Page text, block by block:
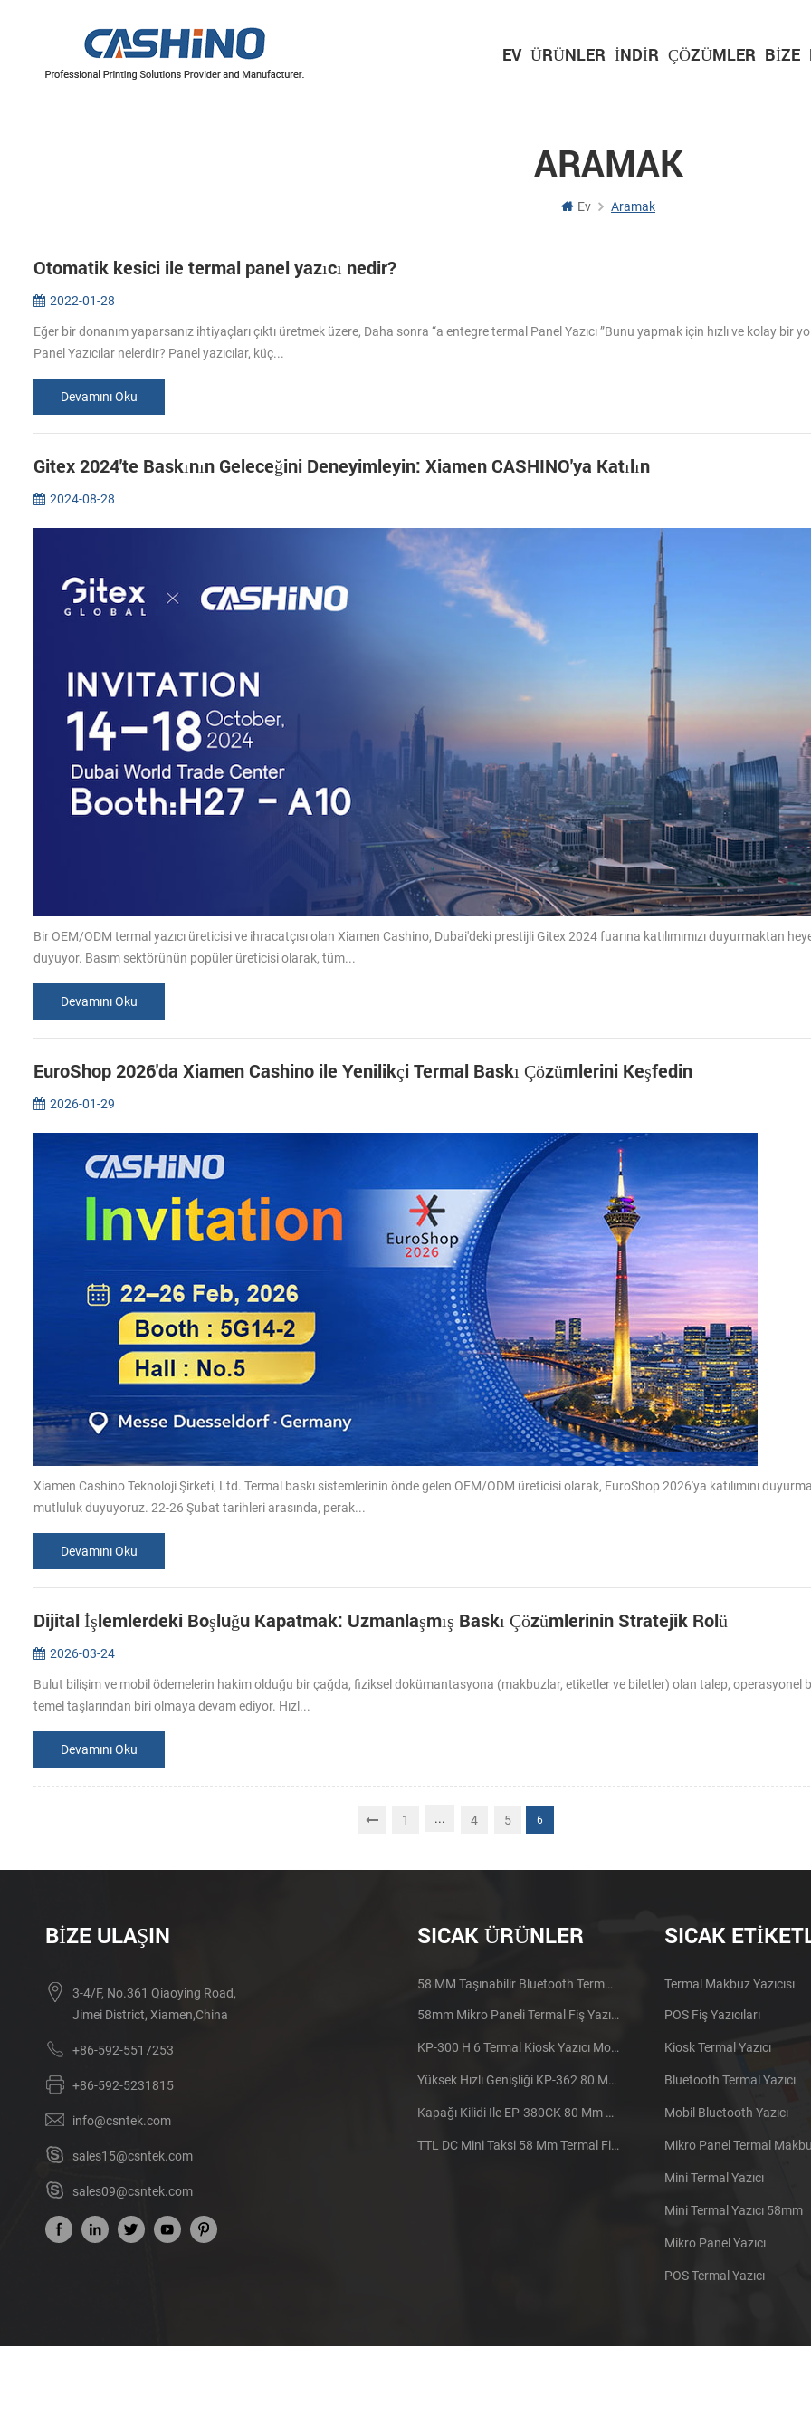
EV ÜRÜNLER İNDIR ÇÖZÜMLER BIZE
ARAMAK
Ev Aramak
Otomatik kesici ile termal panel yazıcı nedir?
2022-01-28
Eğer bir donanım yaparsanız ihtiyaçları çıktı üretmek üzere, Daha sonra “a entegre termal Panel Yazıcı ”Bunu yapmak için hızlı ve kolay bir
Panel Yazıcılar nelerdir? Panel yazıcılar, küç...
Devamını Oku
Gitex 2024'te Baskının Geleceğini Deneyimleyin: Xiamen CASHINO'ya Katılın
2024-08-28
Bir OEM/ODM termal yazıcı üreticisi ve ihracatçısı olan Xiamen Cashino, Dubai'deki prestijli Gitex 2024 fuarına katılımımızı duyurmaktan
duyuyor. Basım sektörünün popüler üreticisi olarak, tüm...
Devamını Oku
EuroShop 2026'da Xiamen Cashino ile Yenilikçi Termal Baskı Çözümlerini Keşfedin
2026-01-29
Xiamen Cashino Teknoloji Şirketi, Ltd. Termal baskı sistemlerinin önde gelen OEM/ODM üreticisi olarak, EuroShop 2026'ya katılımını
mutluluk duyuyoruz. 22-26 Şubat tarihleri arasında, perak...
Devamını Oku
Dijital İşlemlerdeki Boşluğu Kapatmak: Uzmanlaşmış Baskı Çözümlerinin Stratejik Rolü
2026-03-24
Bulut bilişim ve mobil ödemelerin hakim olduğu bir çağda, fiziksel dokümantasyona (makbuzlar, etiketler ve biletler) olan talep, operasyonel
temel taşlarından biri olmaya devam ediyor. Hızl...
Devamını Oku
1 ... 4 5 6
BIZE ULAŞIN
3-4/F, No.361 Qiaoying Road,
Jimei District, Xiamen,China
+86-592-5517253
+86-592-5231815
info@csntek.com
sales15@csntek.com
sales09@csntek.com
SICAK ÜRÜNLER
58 MM Taşınabilir Bluetooth Termal Yazıcı PTP-II
58mm Mikro Paneli Termal Fiş Yazıcı CSN-A1
KP-300 H 6 Termal Kiosk Yazıcı Modülü
Yüksek Hızlı Genişliği KP-362 80 Mm Termal Yazıcı Kiosk
Kapağı Kilidi Ile EP-380CK 80 Mm Termal Yazıcı
TTL DC Mini Taksi 58 Mm Termal Fiş Yazıcı Gömülü
SICAK
Termal Makbuz Yazıcısı
POS Fiş Yazıcıları
Kiosk Termal Yazıcı
Bluetooth Termal Yazıcı
Mobil Bluetooth Yazıcı
Mikro Panel Termal
Mini Termal Yazıcı
Mini Termal Yazıcı 58mm
Mikro Panel Yazıcı
POS Termal Yazıcı